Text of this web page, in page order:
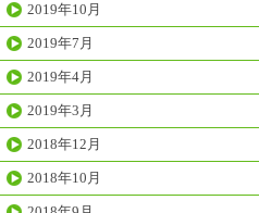
2019年10月
2019年7月
2019年4月
2019年3月
2018年12月
2018年10月